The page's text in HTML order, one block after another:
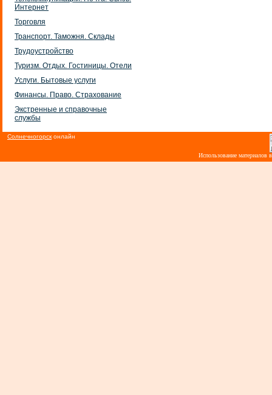
Интернет
Торговля
Транспорт. Таможня. Склады
Трудоустройство
Туризм. Отдых. Гостиницы. Отели
Услуги. Бытовые услуги
Финансы. Право. Страхование
Экстренные и справочные
службы
Солнечногорск онлайн
Использование материалов